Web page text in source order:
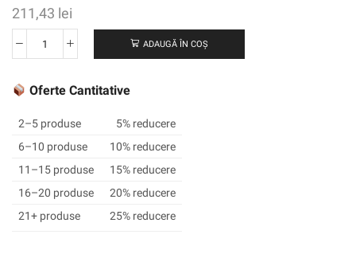
211,43 lei
Cantitate
dublă
™
GPT-
020F,
transparentă,
50
mm
ADAUGĂ ÎN COȘ
Oferte Cantitative
2–5 produse
5% reducere
6–10 produse
10% reducere
11–15 produse
15% reducere
16–20 produse
20% reducere
21+ produse
25% reducere